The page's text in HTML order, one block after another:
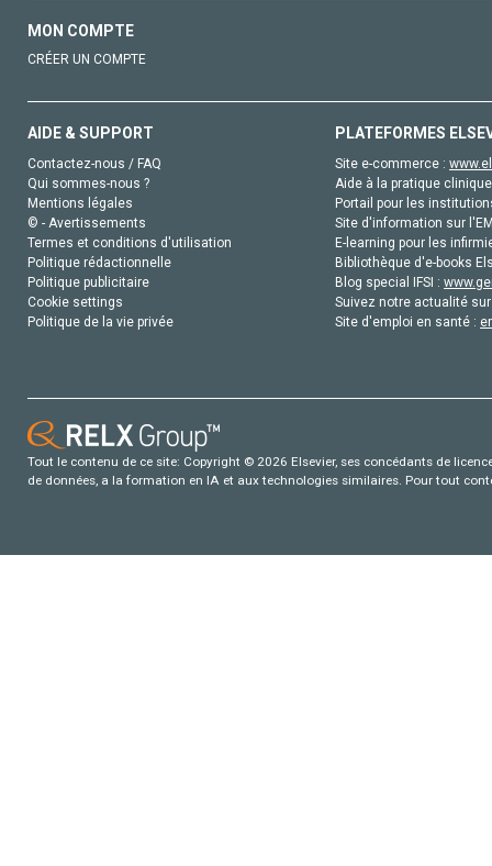
MON COMPTE
CRÉER UN COMPTE
AIDE & SUPPORT
Contactez-nous / FAQ
Qui sommes-nous ?
Mentions légales
© - Avertissements
Termes et conditions d'utilisation
Politique rédactionnelle
Politique publicitaire
Cookie settings
Politique de la vie privée
PLATEFORMES
Site e-commerce :
Aide à la pratique
Portail pour les
Site d'information sur
E-learning pour les
Bibliothèque d'e-books
Blog special IFSI :
Suivez notre actualité
Site d'emploi en santé :
Tout le contenu de ce site: Copyright © 2026 Elsevier, ses concédants de
de données, a la formation en IA et aux technologies similaires. Pour tout